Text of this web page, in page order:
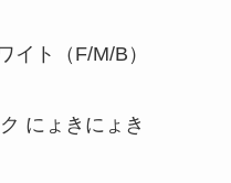
イト（F/M/B）
にょきにょき